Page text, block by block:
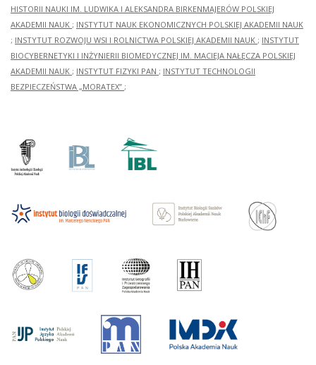
HISTORII NAUKI IM. LUDWIKA I ALEKSANDRA BIRKENMAJERÓW POLSKIEJ
AKADEMII NAUK ; INSTYTUT NAUK EKONOMICZNYCH POLSKIEJ AKADEMII NAUK
; INSTYTUT ROZWOJU WSI I ROLNICTWA POLSKIEJ AKADEMII NAUK ; INSTYTUT
BIOCYBERNETYKI I INŻYNIERII BIOMEDYCZNEJ IM. MACIEJA NAŁĘCZA POLSKIEJ
AKADEMII NAUK ; INSTYTUT FIZYKI PAN ; INSTYTUT TECHNOLOGII
BEZPIECZEŃSTWA „MORATEX” ;